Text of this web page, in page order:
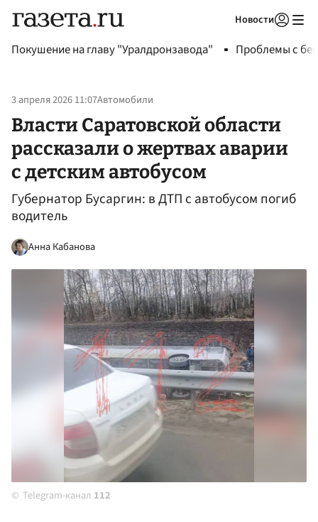
Новости
Покушение на главу "Уралдронзавода" Проблемы с
3 апреля 2026 11:07Автомобили
Власти Саратовской области
рассказали о жертвах аварии
с детским автобусом
Губернатор Бусаргин: в ДТП с автобусом погиб
водитель
Анна Кабанова
Telegram-канал 112